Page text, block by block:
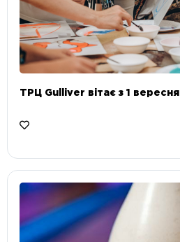
ТРЦ Gulliver вітає з 1 вересня